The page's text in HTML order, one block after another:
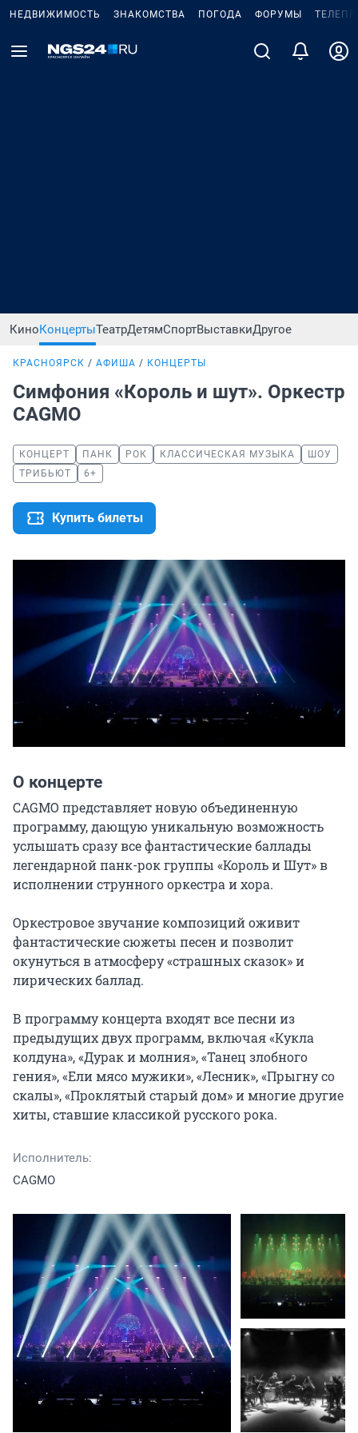
НЕДВИЖИМОСТЬ ЗНАКОМСТВА ПОГОДА ФОРУМЫ
КиноКонцертыТеатрДетямСпортВыставкиДругое
КРАСНОЯРСК АФИША КОНЦЕРТЫ
Симфония «Король и шут». Оркестр
CAGMO
КОНЦЕРТ ПАНК РОК КЛАССИЧЕСКАЯ МУЗЫКА
ШОУ
ТРИБЬЮТ
6+
Купить билеты
О концерте
CAGMO представляет новую объединенную
программу, дающую уникальную возможность
услышать сразу все фантастические баллады
легендарной панк-рок группы «Король и Шут» в
исполнении струнного оркестра и хора.
Оркестровое звучание композиций оживит
фантастические сюжеты песен и позволит
окунуться в атмосферу «страшных сказок» и
лирических баллад.
В программу концерта входят все песни из
предыдущих двух программ, включая «Кукла
колдуна», «Дурак и молния», «Танец злобного
гения», «Ели мясо мужики», «Лесник», «Прыгну со
скалы», «Проклятый старый дом» и многие другие
хиты, ставшие классикой русского рока.
Исполнитель:
CAGMO